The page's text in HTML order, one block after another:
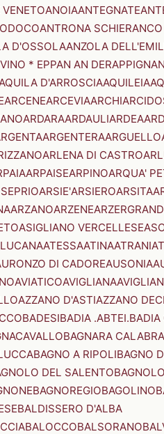
ANOIAANTEGNATE
ANTRONA SCHIERANCO
D'OSSOLAANZOLA
* EPPAN AN DER
D'ARROSCIAAQUILEIA
ARCENEARCEVIAARCHI
ARDARAARDAULIARDEA
ARGENTERAARGUELLO
ARLENA DI CASTRO
ARPAISEARPINOARQUA'
ARSIE'ARSIEROARSITA
ARZANOARZENE
ASIGLIANO VERCELLESE
ATESSAATINAATRANI
DI CADOREAUSONIA
AVIATICOAVIGLIANA
AZZANO D'ASTIAZZANO
BADESIBADIA .ABTEI.BADIA
BAGNARA CALABRA
BAGNO A RIPOLIBAGNO
DEL SALENTO
BAGNOREGIOBAGOLINO
BALDISSERO D'ALBA
BALOCCOBALSORANO